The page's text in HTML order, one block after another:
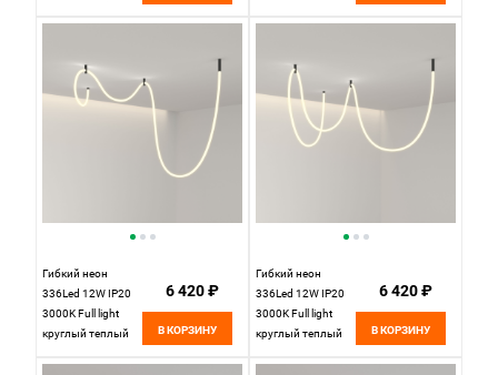
крепежа
Гибкий неон
336Led 12W IP20
3000K Full light
круглый теплый
6 420 ₽
В КОРЗИНУ
Гибкий неон
336Led 12W IP20
3000K Full light
круглый теплый
6 420 ₽
В КОРЗИНУ